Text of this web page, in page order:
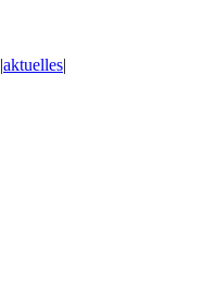
|aktuelles|